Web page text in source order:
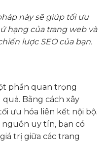
này sẽ giúp tối ưu
hạng của trang web và
lược SEO của bạn.
phần quan trọng
Bằng cách xây
ưu hóa liên kết nội bộ.
nguồn uy tín, bạn có
trị giữa các trang